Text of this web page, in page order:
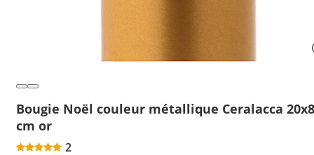
Bougie Noël couleur métallique Ceralacca 20x8
cm or
2